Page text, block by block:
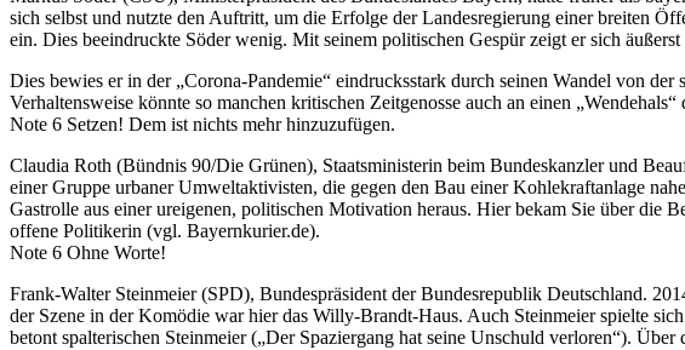
sich selbst und nutzte den Auftritt, um die Erfolge der Landesregierung einer breiten
ein. Dies beeindruckte Söder wenig. Mit seinem politischen Gespür zeigt er sich
Dies bewies er in der „Corona-Pandemie“ eindrucksstark durch seinen Wandel von
Verhaltensweise könnte so manchen kritischen Zeitgenosse auch an einen „Wendehals“
Note 6 Setzen! Dem ist nichts mehr hinzuzufügen.
Claudia Roth (Bündnis 90/Die Grünen), Staatsministerin beim Bundeskanzler und
einer Gruppe urbaner Umweltaktivisten, die gegen den Bau einer Kohlekraftanlage
Gastrolle aus einer ureigenen, politischen Motivation heraus. Hier bekam Sie über die
offene Politikerin (vgl. Bayernkurier.de).
Note 6 Ohne Worte!
Frank-Walter Steinmeier (SPD), Bundespräsident der Bundesrepublik Deutschland.
der Szene in der Komödie war hier das Willy-Brandt-Haus. Auch Steinmeier spielte
betont spalterischen Steinmeier („Der Spaziergang hat seine Unschuld verloren“).